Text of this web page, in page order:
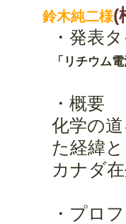
鈴木純二様(
・発表
「リチウム
・概要
化学の
た経緯と
カナダ
・プロ